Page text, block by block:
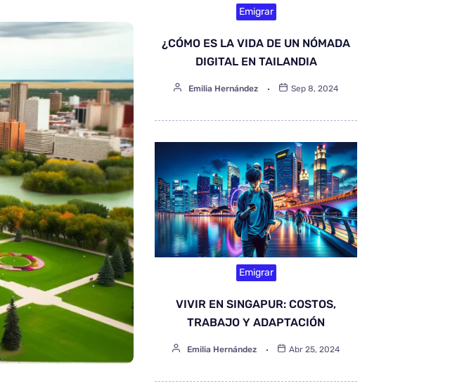
Emigrar
¿CÓMO ES LA VIDA DE UN NÓMADA
DIGITAL EN TAILANDIA
Emilia Hernández Sep 8, 2024
Emigrar
VIVIR EN SINGAPUR: COSTOS,
TRABAJO Y ADAPTACIÓN
Emilia Hernández Abr 25, 2024